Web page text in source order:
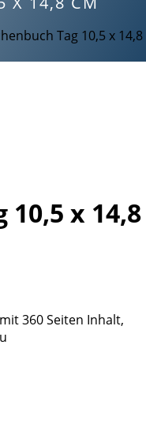
Tag 10,5 x 14,8
10,5 x 14,8
360 Seiten Inhalt,